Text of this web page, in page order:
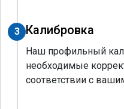
3 Калибровка
Наш профильный
необходимые
соответствии с